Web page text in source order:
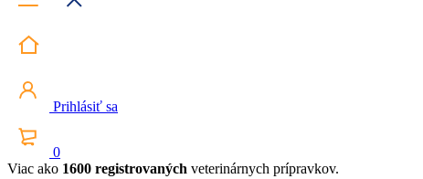
Prihlásiť sa
0
Viac ako 1600 registrovaných veterinárnych prípravkov.